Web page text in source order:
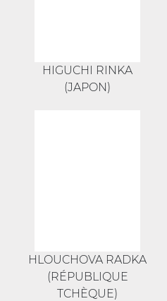
HIGUCHI RINKA
(JAPON)
HLOUCHOVA RADKA
(RÉPUBLIQUE
TCHÈQUE)